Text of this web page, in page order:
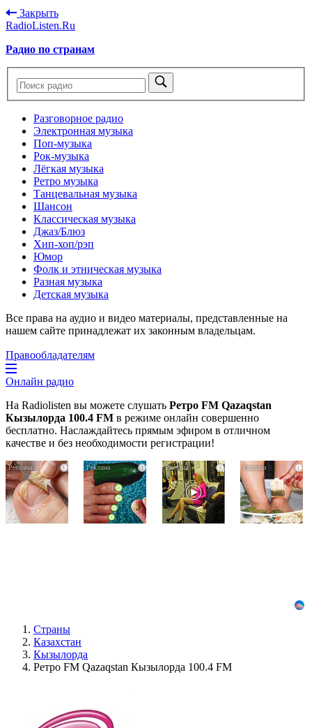
Закрыть
RadioListen.Ru
Радио по странам
Разговорное радио
Электронная музыка
Поп-музыка
Рок-музыка
Лёгкая музыка
Ретро музыка
Танцевальная музыка
Шансон
Классическая музыка
Джаз/Блюз
Хип-хоп/рэп
Юмор
Фолк и этническая музыка
Разная музыка
Детская музыка
Все права на аудио и видео материалы, представленные на
нашем сайте принадлежат их законным владельцам.
Правообладателям
Онлайн радио
На Radiolisten вы можете слушать Ретро FM Qazaqstan
Кызылорда 100.4 FM в режиме онлайн совершенно
бесплатно. Наслаждайтесь прямым эфиром в отличном
качестве и без необходимости регистрации!
i
Грибок
ногтях
стирается
как
i
дней
исчезнет
даже
i
Королева
вагона
отожгла!
Видео
i
Страны
Казахстан
Кызылорда
Ретро FM Qazaqstan Кызылорда 100.4 FM